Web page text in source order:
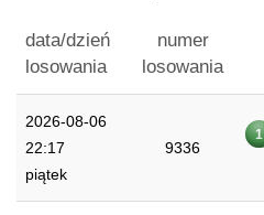
data/dzień
losowania
numer
losowania
2026-08-06
22:17
piątek
9336
1